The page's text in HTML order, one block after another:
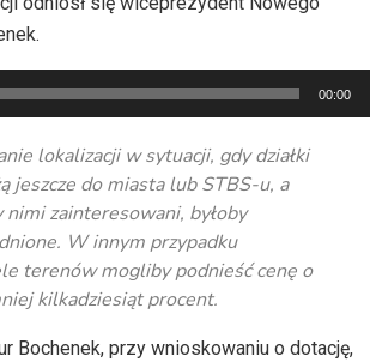
00:00
lokalizacji w sytuacji, gdy działki
jeszcze do miasta lub STBS-u, a
zainteresowani, byłoby
W innym przypadku
terenów mogliby podnieść cenę o
kilkadziesiąt procent.
Bochenek, przy wnioskowaniu o dotację,